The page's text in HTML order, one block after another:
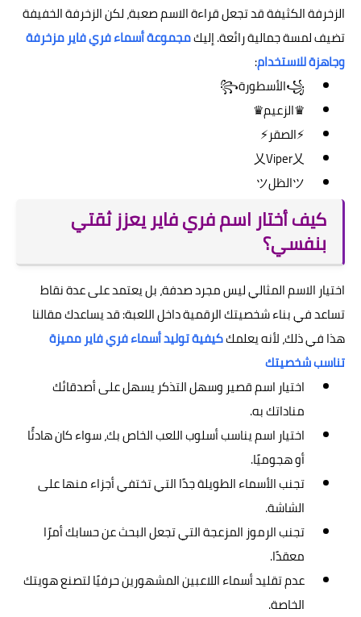
الزخرفة الكثيفة قد تجعل قراءة الاسم صعبة، لكن الزخرفة الخفيفة
تضيف لمسة جمالية رائعة. إليكمجموعة أسماء فري فاير مزخرفة
وجاهزة للاستخدام:
꧁الأسطورة꧂
♛الزعيم♛
⚡الصقر⚡
乂Viper乂
ツالظلツ
كيف أختار اسم فري فاير يعزز ثقتي
بنفسي؟
اختيار الاسم المثالي ليس مجرد صدفة، بل يعتمد على عدة نقاط
تساعد في بناء شخصيتك الرقمية داخل اللعبة: قد يساعدك مقالنا
هذا في ذلك، لأنه يعلمككيفية توليد أسماء فري فاير مميزة
تناسب شخصيتك
اختيار اسم قصير وسهل التذكر يسهل على أصدقائك
مناداتك به.
اختيار اسم يناسب أسلوب اللعب الخاص بك، سواء كان هادئًا
أو هجوميًا.
تجنب الأسماء الطويلة جدًا التي تختفي أجزاء منها على
الشاشة.
تجنب الرموز المزعجة التي تجعل البحث عن حسابك أمرًا
معقدًا.
عدم تقليد أسماء اللاعبين المشهورين حرفيًا لتصنع هويتك
الخاصة.